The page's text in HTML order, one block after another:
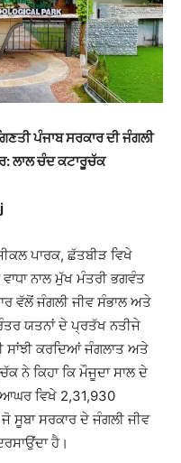
ਪੰਜਾਬ ਸਰਕਾਰ ਦੀ ਜੰਗਲੀ
ਲਾਲ ਚੰਦ ਕਟਾਰੂਚੱਕ
ਪਾਰਕ, ਛੱਤਬੀੜ ਵਿਖੇ
ਨਾਲ ਮੁੱਖ ਮੰਤਰੀ ਭਗਵੰਤ
ਵੱਲੋਂ ਜੰਗਲੀ ਜੀਵ ਸੰਭਾਲ ਅਤੇ
ਯਤਨਾਂ ਦੇ ਪ੍ਰਤੱਖ ਨਤੀਜੇ
ਸਾਂਝੀ ਕਰਦਿਆਂ ਜੰਗਲਾਤ ਅਤੇ
ਨੇ ਕਿਹਾ ਕਿ ਮੌਜੂਦਾ ਸਾਲ ਦੇ
ਵਿਖੇ 2,31,930
ਸੂਬਾ ਸਰਕਾਰ ਦੇ ਜੰਗਲੀ ਜੀਵ
ਹੈ।